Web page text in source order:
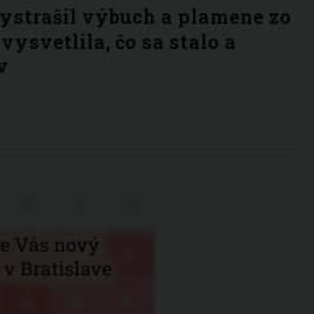
výbuch a plamene zo
čo sa stalo a